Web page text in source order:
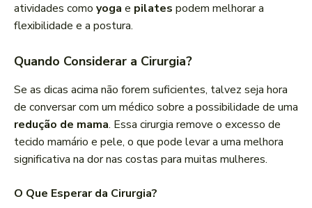
atividades como yoga e pilates podem melhorar a
flexibilidade e a postura.
Quando Considerar a Cirurgia?
Se as dicas acima não forem suficientes, talvez seja hora
de conversar com um médico sobre a possibilidade de uma
redução de mama. Essa cirurgia remove o excesso de
tecido mamário e pele, o que pode levar a uma melhora
significativa na dor nas costas para muitas mulheres.
O Que Esperar da Cirurgia?